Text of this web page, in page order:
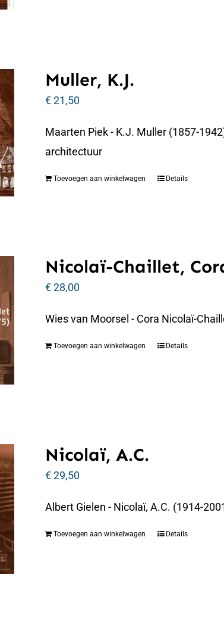
Muller, K.J.
€21,50
Maarten Piek - K.J. Muller (1857-
architectuur
Toevoegen aan winkelwagen Details
Nicolaï-Chaillet,
€28,00
Wies van Moorsel - Cora Nicolaï-
Toevoegen aan winkelwagen Details
Nicolaï, A.C.
€29,50
Albert Gielen - Nicolaï, A.C. (1914-
Toevoegen aan winkelwagen Details